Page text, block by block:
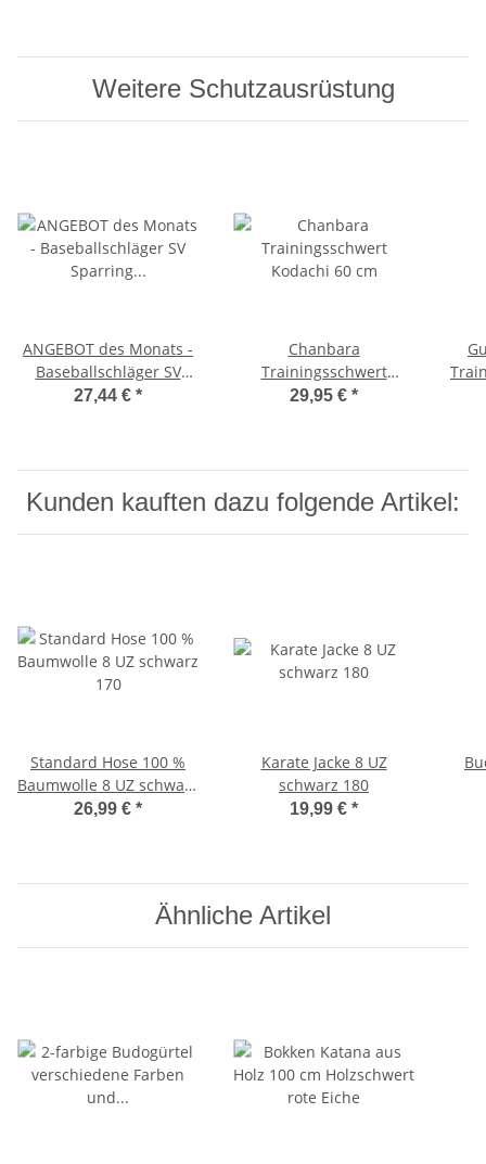
Weitere Schutzausrüstung
ANGEBOT des Monats -
Baseballschläger SV
Sparring Krav Maga 65
27,44 € *
Chanbara
Trainingsschwert
Kodachi 60 cm
29,95 € *
Kunden kauften dazu folgende Artikel:
Standard Hose 100 %
Baumwolle 8 UZ schwarz
170
26,99 € *
Karate Jacke 8 UZ
schwarz 180
19,99 € *
Ähnliche Artikel